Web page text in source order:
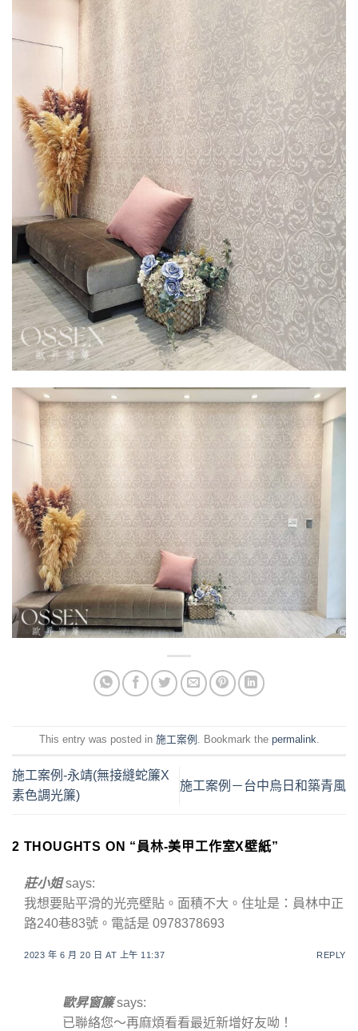
This entry was posted in 施工案例 . Bookmark the permalink.
施工案例-永靖(無接縫蛇簾X
素色調光簾)
施工案例－台中烏日和築青風
2 THOUGHTS ON “ 員林-美甲工作室X壁紙”
莊小姐 says:
我想要貼平滑的光亮壁貼。面積不大。住址是：員林中正
路240巷83號。電話是 0978378693
2023 年 6 月 20 日 AT 上午 11:37 REPLY
歐昇窗簾 says:
已聯絡您～再麻煩看看最近新增好友呦！